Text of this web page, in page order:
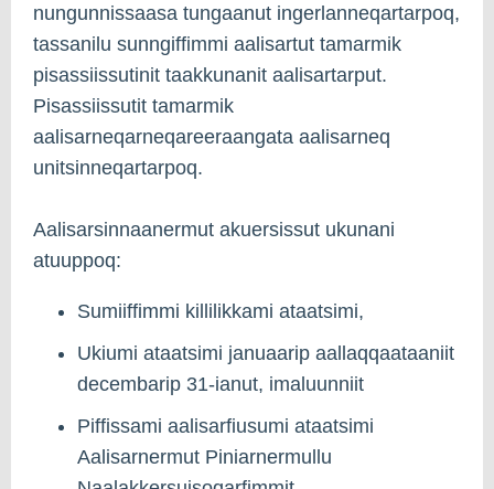
nungunnissaasa tungaanut ingerlanneqartarpoq,
tassanilu sunngiffimmi aalisartut tamarmik
pisassiissutinit taakkunanit aalisartarput.
Pisassiissutit tamarmik
aalisarneqarneqareeraangata aalisarneq
unitsinneqartarpoq.
Aalisarsinnaanermut akuersissut ukunani
atuuppoq:
Sumiiffimmi killilikkami ataatsimi,
Ukiumi ataatsimi januaarip aallaqqaataaniit
decembarip 31-ianut, imaluunniit
Piffissami aalisarfiusumi ataatsimi
Aalisarnermut Piniarnermullu